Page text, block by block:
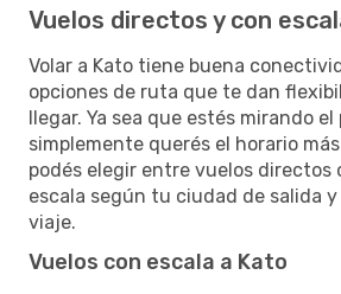
Vuelos directos y con
Volar a Kato tiene buena
opciones de ruta que te dan
llegar. Ya sea que estés mirando
simplemente querés el horario
podés elegir entre vuelos directos
escala según tu ciudad de salida
viaje.
Vuelos con escala a Kato